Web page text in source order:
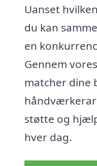
Uanset
du kan
en
Gennem
matcher dine
støtte og
hver dag.